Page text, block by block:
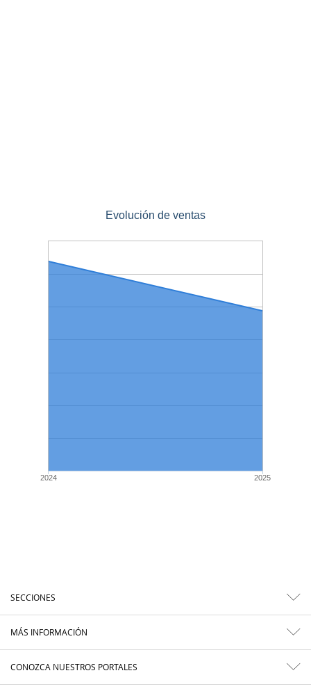
Evolución de ventas
2024 2025
SECCIONES
MÁS INFORMACIÓN
CONOZCA NUESTROS PORTALES